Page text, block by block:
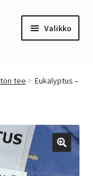
Valikko
tee
Eukalyptus –